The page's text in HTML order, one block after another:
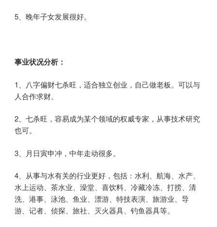
5、晚年子女发展很好。
事业状况分析：
1、八字偏财七杀旺，适合独立创业，自己做老板。可以与
人合作求财。
2、七杀旺，容易成为某个领域的权威专家，从事技术研究
也可。
3、月日寅申冲，中年走动很多。
4、从事与水有关的行业更好，包括：水利、航海、水产、
水上运动、茶水业、澡堂、喜饮料、冷藏冷冻、打捞、清
洗、港事、泳池、鱼业、漂游、特技表演、旅游业、导
游、记者、侦探、旅社、灭火器具、钓鱼器具等。